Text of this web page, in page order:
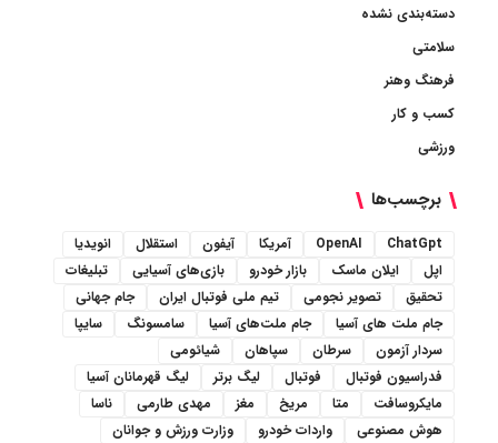
دسته‌بندی نشده
سلامتی
فرهنگ وهنر
کسب و کار
ورزشی
برچسب‌ها
ChatGpt
OpenAI آمریکا آیفون استقلال
انویدیا
اپل
ایلان ماسک بازار خودرو بازی‌های آسیایی
تبلیغات
تحقیق
تصویر نجومی تیم ملی فوتبال ایران
جام جهانی
جام ملت های آسیا
جام ملت‌های آسیا سامسونگ
سایپا
سردار آزمون
سرطان سپاهان
شیائومی
فدراسیون فوتبال
فوتبال لیگ برتر
لیگ قهرمانان آسیا
مایکروسافت
متا مریخ مغز مهدی طارمی
ناسا
هوش مصنوعی
واردات خودرو
وزارت ورزش و جوانان